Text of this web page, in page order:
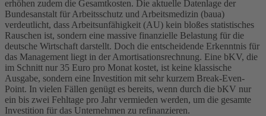
erhöhen zudem die Gesamtkosten. Die aktuelle Datenlage der
Bundesanstalt für Arbeitsschutz und Arbeitsmedizin (baua)
verdeutlicht, dass Arbeitsunfähigkeit (AU) kein bloßes statistisches
Rauschen ist, sondern eine massive finanzielle Belastung für die
deutsche Wirtschaft darstellt. Doch die entscheidende Erkenntnis für
das Management liegt in der Amortisationsrechnung. Eine bKV, die
im Schnitt nur 35 Euro pro Monat kostet, ist keine klassische
Ausgabe, sondern eine Investition mit sehr kurzem Break-Even-
Point. In vielen Fällen genügt es bereits, wenn durch die bKV nur
ein bis zwei Fehltage pro Jahr vermieden werden, um die gesamte
Investition für das Unternehmen zu refinanzieren.